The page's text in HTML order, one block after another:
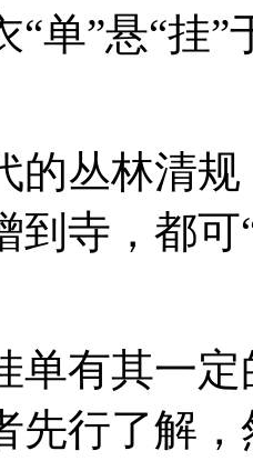
“单”悬“挂
丛林清规
到寺，都
有其一定
先行了解